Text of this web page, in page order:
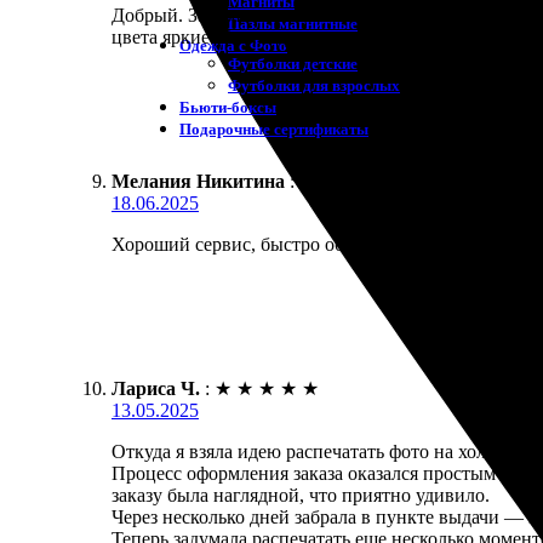
Пазлы магнитные
Одежда с Фото
Футболки детские
Футболки для взрослых
Бьюти-боксы
Подарочные сертификаты
Добрый. Заказала печать на холсте. Процесс
цвета яркие. Очень довольна результатом!
Мелания Никитина :
18.06.2025
Хороший сервис, быстро обработали мой заказ.
Лариса Ч. : ★ ★ ★ ★ ★
13.05.2025
Откуда я взяла идею распечатать фото на
Процесс оформления заказа оказался простым и
заказу была наглядной, что приятно удивило.
Через несколько дней забрала в пункте выдачи —